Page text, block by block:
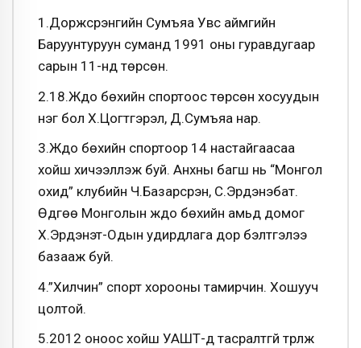
1.Доржсүрэнгийн Сумъяа Увс аймгийн
Баруунтуруун суманд 1991 оны гуравдугаар
сарын 11-нд төрсөн.
2.18.Жүдо бөхийн спортоос төрсөн хосуудын
нэг бол Х.Цогтгэрэл, Д.Сумъяа нар.
3.Жүдо бөхийн спортоор 14 настайгаасаа
хойш хичээллэж буй. Анхны багш нь “Монгол
охид” клубийн Ч.Базарсүрэн, С.Эрдэнэбат.
Өдгөө Монголын жүдо бөхийн амьд домог
Х.Эрдэнэт-Одын удирдлага дор бэлтгэлээ
базааж буй.
4.”Хилчин” спорт хорооны тамирчин. Хошууч
цолтой.
5.2012 оноос хойш УАШТ-д тасралтгүй түрүүлж